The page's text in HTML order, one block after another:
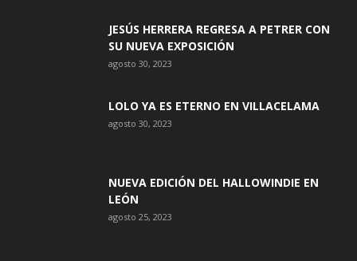
JESÚS HERRERA REGRESA A PETRER CON
SU NUEVA EXPOSICIÓN
agosto 30, 2023
LOLO YA ES ETERNO EN VILLACELAMA
agosto 30, 2023
NUEVA EDICIÓN DEL HALLOWINDIE EN
LEÓN
agosto 25, 2023